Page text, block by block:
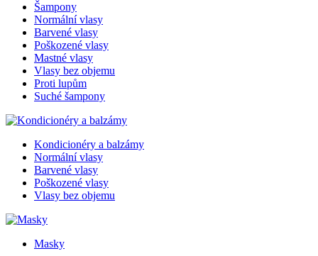
Šampony
Normální vlasy
Barvené vlasy
Poškozené vlasy
Mastné vlasy
Vlasy bez objemu
Proti lupům
Suché šampony
Kondicionéry a balzámy
Normální vlasy
Barvené vlasy
Poškozené vlasy
Vlasy bez objemu
Masky